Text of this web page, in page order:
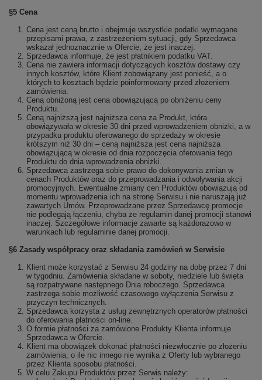
§5 Cena
Cena jest ceną brutto i obejmuje wszystkie podatki wymagane
przepisami prawa, z zastrzeżeniem sytuacji, gdy Sprzedawca
wskazał jednoznacznie w Ofercie, że jest inaczej.
Sprzedawca informuje, że jest płatnikiem podatku VAT.
Cena nie zawiera informacji dotyczących kosztów dostawy czy
innych kosztów, które Klient zobowiązany jest ponieść, a o
których to kosztach będzie poinformowany przed złożeniem
zamówienia.
Ceną obniżoną jest cena obowiązującą po obniżeniu ceny
Produktu.
Ceną najniższą jest najniższa cena za Produkt, która
obowiązywała w okresie 30 dni przed wprowadzeniem obniżki, a w
przypadku produktu oferowanego do sprzedaży w okresie
krótszym niż 30 dni – ceną najniższa jest cena najniższa
obowiązującą w okresie od dnia rozpoczęcia oferowania tego
Produktu do dnia wprowadzenia obniżki.
Sprzedawca zastrzega sobie prawo do dokonywania zmian w
cenach Produktów oraz do przeprowadzania i odwoływania akcji
promocyjnych. Ewentualne zmiany cen Produktów obowiązują od
momentu wprowadzenia ich na stronę Serwisu i nie naruszają już
zawartych Umów. Przeprowadzane przez Sprzedawcę promocje
nie podlegają łączeniu, chyba że regulamin danej promocji stanowi
inaczej. Szczegółowe informacje zawarte są każdorazowo w
warunkach lub regulaminie danej promocji.
§6 Zasady współpracy oraz składania zamówień w Serwisie
Klient może korzystać z Serwisu 24 godziny na dobę przez 7 dni
w tygodniu. Zamówienia składane w soboty, niedziele lub święta
są rozpatrywane następnego Dnia roboczego. Sprzedawca
zastrzega sobie możliwość czasowego wyłączenia Serwisu z
przyczyn technicznych.
Sprzedawca korzysta z usług zewnętrznych operatorów płatności
do oferowania płatności on-line.
O formie płatności za zamówione Produkty Klienta informuje
Sprzedawca w Ofercie.
Klient ma obowiązek dokonać płatności niezwłocznie po złożeniu
zamówienia, o ile nic innego nie wynika z Oferty lub wybranego
przez Klienta sposobu płatności.
W celu Zakupu Produktów przez Serwis należy: